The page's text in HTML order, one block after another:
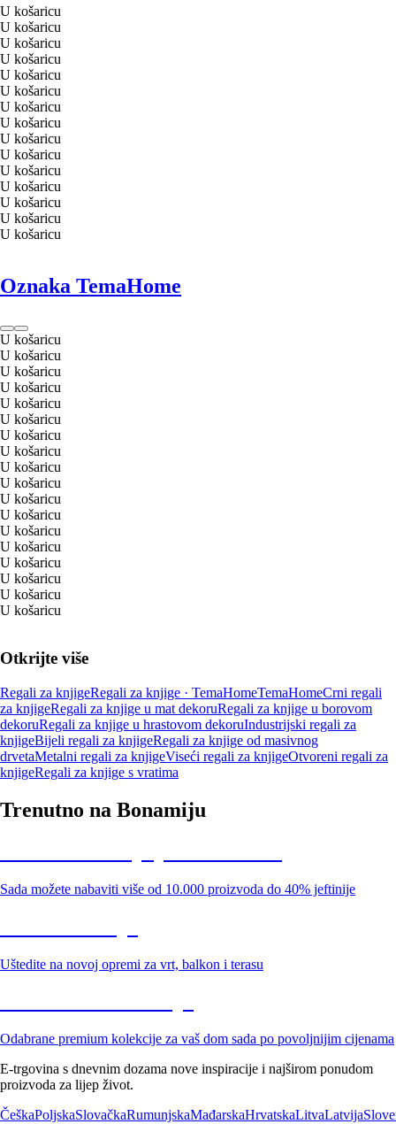
U košaricu
U košaricu
U košaricu
U košaricu
U košaricu
U košaricu
U košaricu
U košaricu
U košaricu
U košaricu
U košaricu
U košaricu
U košaricu
U košaricu
U košaricu
Oznaka TemaHome
U košaricu
U košaricu
U košaricu
U košaricu
U košaricu
U košaricu
U košaricu
U košaricu
U košaricu
U košaricu
U košaricu
U košaricu
U košaricu
U košaricu
U košaricu
U košaricu
U košaricu
U košaricu
Otkrijte više
Regali za knjigeRegali za knjige · TemaHomeTemaHomeCrni regali
za knjigeRegali za knjige u mat dekoruRegali za knjige u borovom
dekoruRegali za knjige u hrastovom dekoruIndustrijski regali za
knjigeBijeli regali za knjigeRegali za knjige od masivnog
drvetaMetalni regali za knjigeViseći regali za knjigeOtvoreni regali za
knjigeRegali za knjige s vratima
Trenutno na Bonamiju
Sada možete nabaviti više od 10.000 proizvoda do 40% jeftinije
Uštedite na novoj opremi za vrt, balkon i terasu
Odabrane premium kolekcije za vaš dom sada po povoljnijim cijenama
E-trgovina s dnevnim dozama nove inspiracije i najširom ponudom
proizvoda za lijep život.
ČeškaPoljskaSlovačkaRumunjskaMađarskaHrvatskaLitvaLatvija